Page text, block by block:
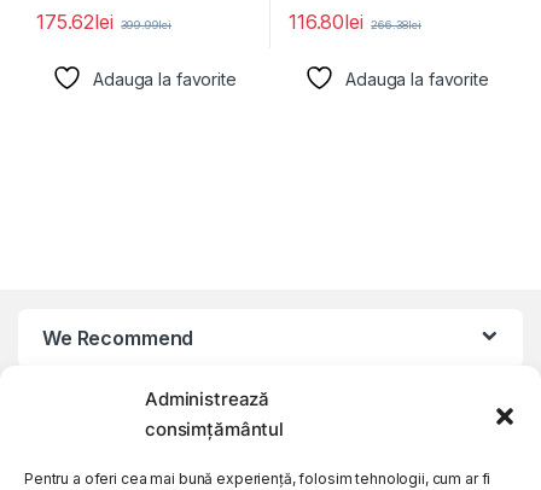
Administrează
consimțământul
Pentru a oferi cea mai bună experiență, folosim tehnologii, cum ar fi
175.62lei 399.99lei
Adauga la favorite
116.80lei 266.38lei
Adauga la favorite
We Recommend
My Account
Customer Care